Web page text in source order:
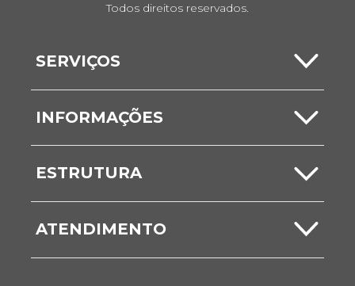
Todos direitos reservados.
SERVIÇOS
Carta de Serviços
Serviços Online
Nota Fiscal
INFORMAÇÕES
Notícias
Comunicados
ESTRUTURA
Secretarias
Unidades
ATENDIMENTO